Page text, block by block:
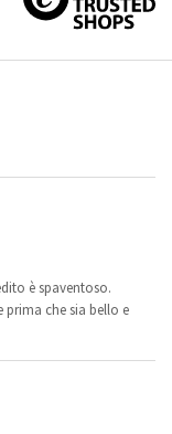
è spaventoso.
che sia bello e